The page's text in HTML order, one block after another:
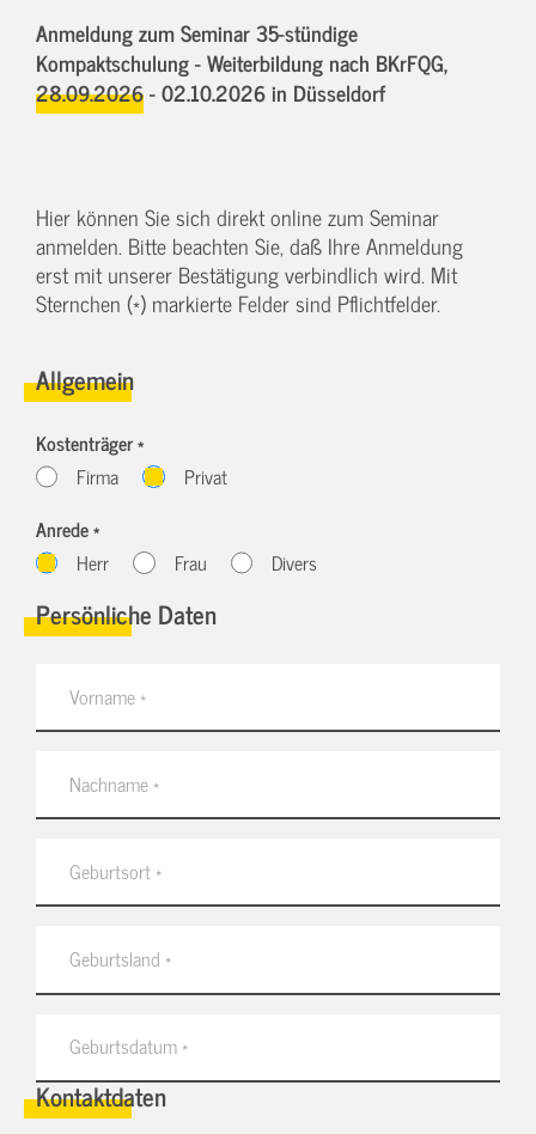
Anmeldung zum Seminar 35-stündige
Kompaktschulung - Weiterbildung nach BKrFQG,
28.09.2026 - 02.10.2026in Düsseldorf
Hier können Sie sich direkt online zum Seminar
anmelden. Bitte beachten Sie, daß Ihre Anmeldung
erst mit unserer Bestätigung verbindlich wird. Mit
Sternchen (*) markierte Felder sind Pflichtfelder.
Allgemein
Kostenträger *
Firma
Privat
Anrede *
Herr
Frau Divers
Persönliche Daten
Kontaktdaten